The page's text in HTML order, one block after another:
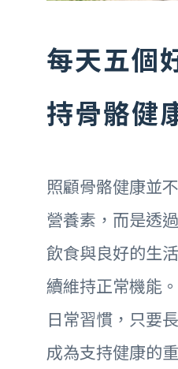
每天五個
持骨骼健
照顧骨骼健康並
營養素，而是透
飲食與良好的生
續維持正常機能
日常習慣，只要
成為支持健康的